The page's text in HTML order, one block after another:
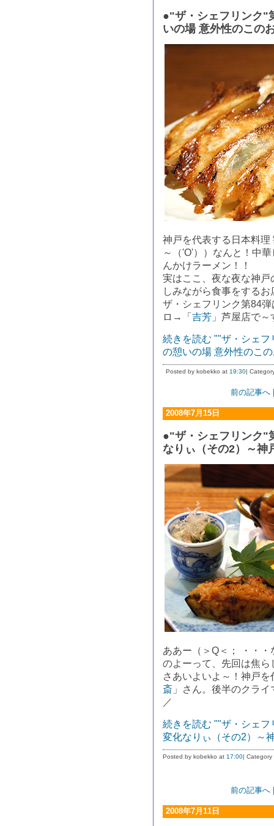
●"ザ・シェフリンク"
いの場 意外性のこの
神戸を代表する日本料
～（'O'））なんと！中
んかけラーメン！！
実はここ、夜な夜な神
しみながら食事をする
ザ・シェフリンク第84
ロ→「 吉芳 」芦屋店で～
続きを読む ""ザ・シェ
の憩いの場 意外性のこ
Posted by kobekko at 19:30|
前の記事へ
2008年7月15日
●"ザ・シェフリンク"
なりぃ（その2）～神
ああー（＞Q＜； ・・
のよーって、先回は焦
さあいよいよ～！神戸
斎 」さん。後半のクラ
／
続きを読む ""ザ・シェ
変化なりぃ（その2）～
Posted by kobekko at 17:00|
前の記事へ
2008年7月11日